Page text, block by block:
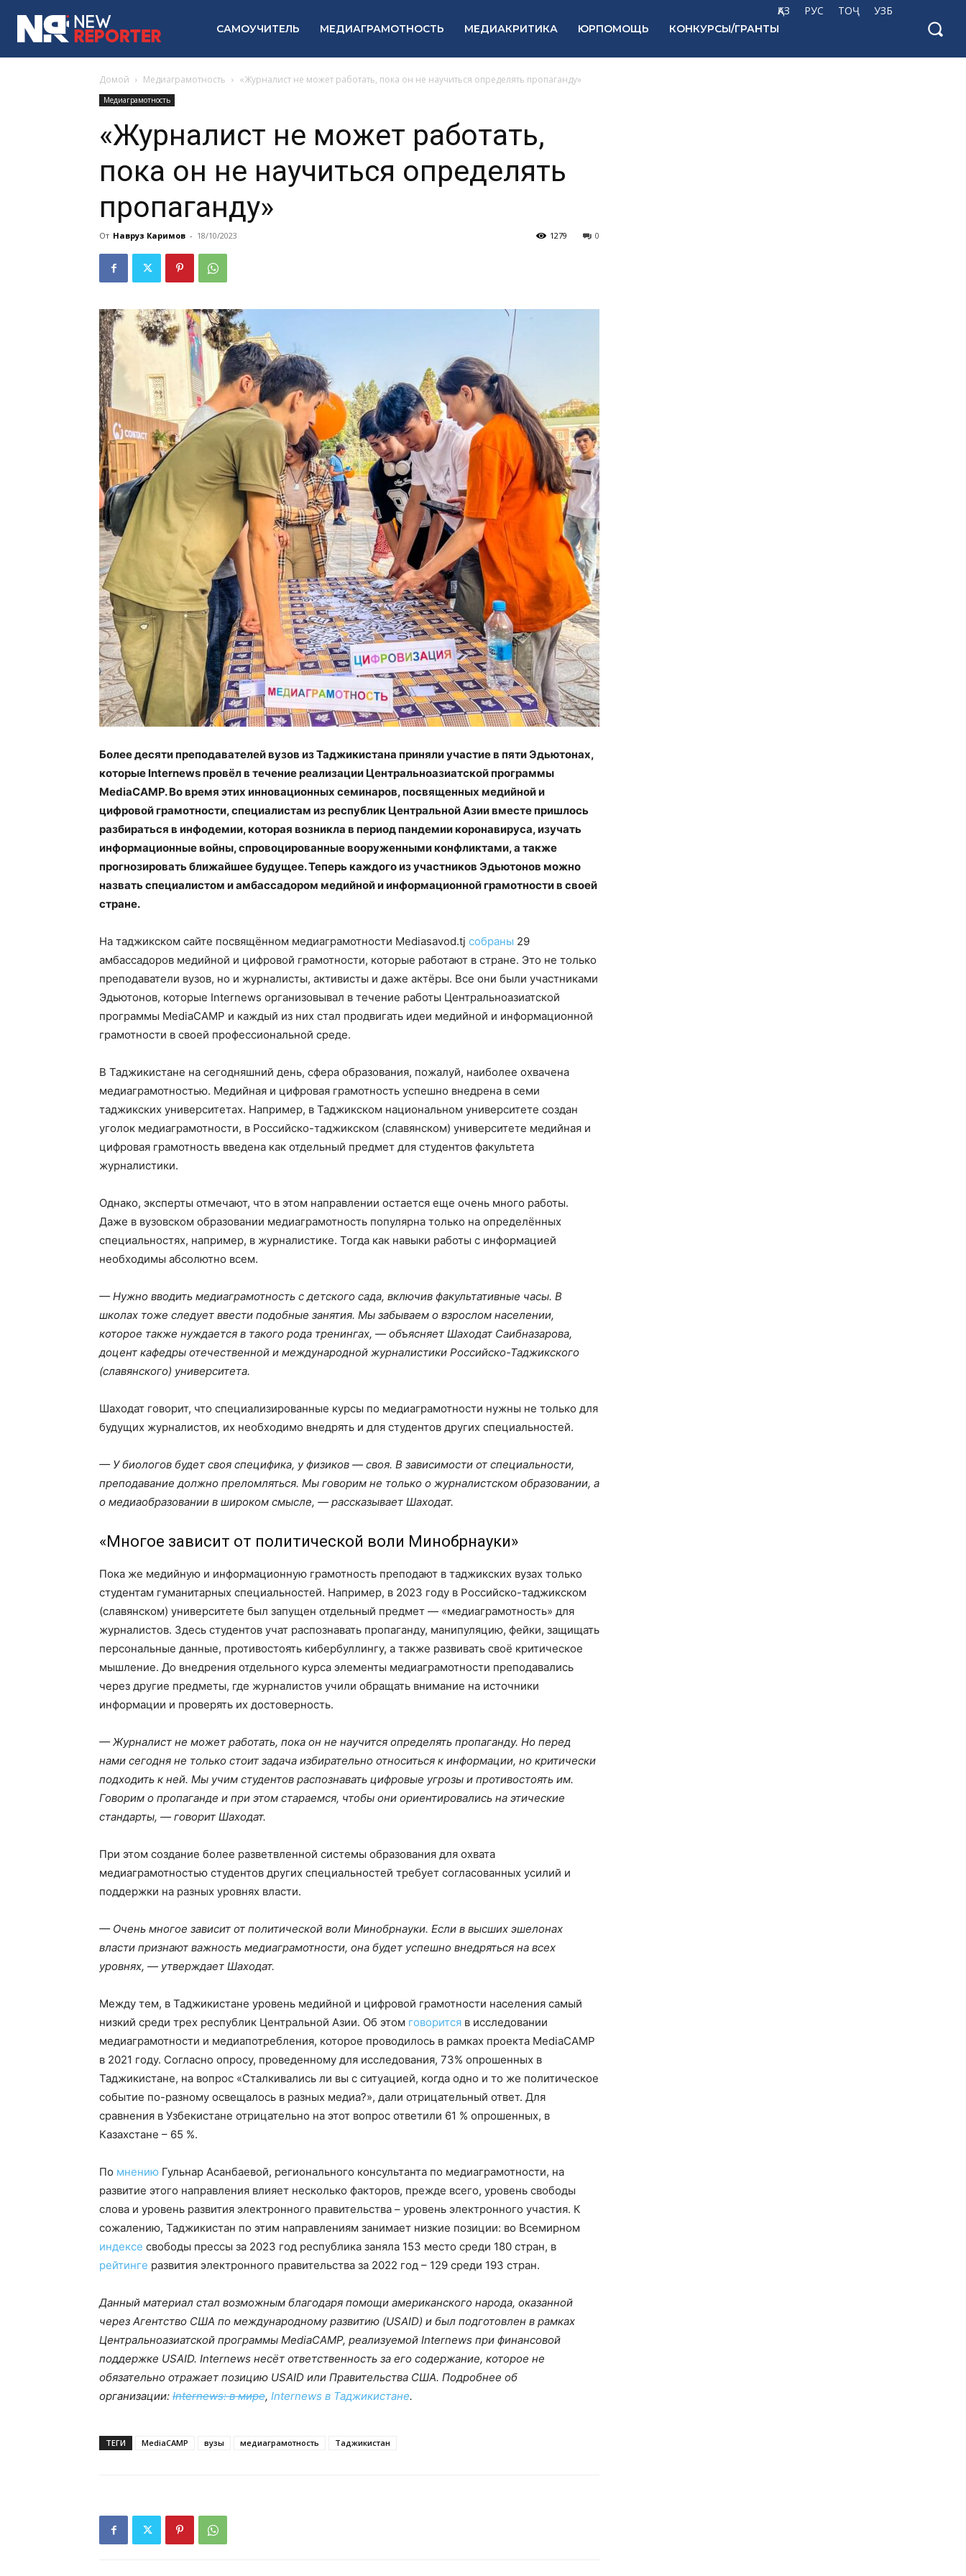
ҚАЗ РУС ТОҶ УЗБ
САМОУЧИТЕЛЬ МЕДИАГРАМОТНОСТЬ МЕДИАКРИТИКА ЮРПОМОЩЬ КОНКУРСЫ/ГРАНТЫ
Домой Медиаграмотность «Журналист не может работать, пока он не научиться определять пропаганду»
Медиаграмотность
«Журналист не может работать,
пока он не научиться определять
пропаганду»
От Навруз Каримов - 18/10/2023 0
1279
Более десяти преподавателей вузов из Таджикистана приняли участие в пяти Эдьютонах,
которые Internews провёл в течение реализации Центральноазиатской программы
MediaCAMP. Во время этих инновационных семинаров, посвященных медийной и
цифровой грамотности, специалистам из республик Центральной Азии вместе пришлось
разбираться в инфодемии, которая возникла в период пандемии коронавируса, изучать
информационные войны, спровоцированные вооруженными конфликтами, а также
прогнозировать ближайшее будущее. Теперь каждого из участников Эдьютонов можно
назвать специалистом и амбассадором медийной и информационной грамотности в своей
стране.
На таджикском сайте поcвящённом медиаграмотности Mediasavod.tj собраны 29
амбассадоров медийной и цифровой грамотности, которые работают в стране. Это не только
преподаватели вузов, но и журналисты, активисты и даже актёры. Все они были участниками
Эдьютонов, которые Internews организовывал в течение работы Центральноазиатской
программы MediaCAMP и каждый из них стал продвигать идеи медийной и информационной
грамотности в своей профессиональной среде.
В Таджикистане на сегодняшний день, сфера образования, пожалуй, наиболее охвачена
медиаграмотностью. Медийная и цифровая грамотность успешно внедрена в семи
таджикских университетах. Например, в Таджикском национальном университете создан
уголок медиаграмотности, в Российско-таджикском (славянском) университете медийная и
цифровая грамотность введена как отдельный предмет для студентов факультета
журналистики.
Однако, эксперты отмечают, что в этом направлении остается еще очень много работы.
Даже в вузовском образовании медиаграмотность популярна только на определённых
специальностях, например, в журналистике. Тогда как навыки работы с информацией
необходимы абсолютно всем.
— Нужно вводить медиаграмотность с детского сада, включив факультативные часы. В
школах тоже следует ввести подобные занятия. Мы забываем о взрослом населении,
которое также нуждается в такого рода тренингах, — объясняет Шаходат Саибназарова,
доцент кафедры отечественной и международной журналистики Российско-Таджикского
(славянского) университета.
Шаходат говорит, что специализированные курсы по медиаграмотности нужны не только для
будущих журналистов, их необходимо внедрять и для студентов других специальностей.
— У биологов будет своя специфика, у физиков — своя. В зависимости от специальности,
преподавание должно преломляться. Мы говорим не только о журналистском образовании, а
о медиаобразовании в широком смысле, — рассказывает Шаходат.
«Многое зависит от политической воли Минобрнауки»
Пока же медийную и информационную грамотность преподают в таджикских вузах только
студентам гуманитарных специальностей. Например, в 2023 году в Российско-таджикском
(славянском) университете был запущен отдельный предмет — «медиаграмотность» для
журналистов. Здесь студентов учат распознавать пропаганду, манипуляцию, фейки, защищать
персональные данные, противостоять кибербуллингу, а также развивать своё критическое
мышление. До внедрения отдельного курса элементы медиаграмотности преподавались
через другие предметы, где журналистов учили обращать внимание на источники
информации и проверять их достоверность.
— Журналист не может работать, пока он не научится определять пропаганду. Но перед
нами сегодня не только стоит задача избирательно относиться к информации, но критически
подходить к ней. Мы учим студентов распознавать цифровые угрозы и противостоять им.
Говорим о пропаганде и при этом стараемся, чтобы они ориентировались на этические
стандарты, — говорит Шаходат.
При этом создание более разветвленной системы образования для охвата
медиаграмотностью студентов других специальностей требует согласованных усилий и
поддержки на разных уровнях власти.
— Очень многое зависит от политической воли Минобрнауки. Если в высших эшелонах
власти признают важность медиаграмотности, она будет успешно внедряться на всех
уровнях, — утверждает Шаходат.
Между тем, в Таджикистане уровень медийной и цифровой грамотности населения самый
низкий среди трех республик Центральной Азии. Об этом говорится в исследовании
медиаграмотности и медиапотребления, которое проводилось в рамках проекта MediaCAMP
в 2021 году. Согласно опросу, проведенному для исследования, 73% опрошенных в
Таджикистане, на вопрос «Сталкивались ли вы с ситуацией, когда одно и то же политическое
событие по-разному освещалось в разных медиа?», дали отрицательный ответ. Для
сравнения в Узбекистане отрицательно на этот вопрос ответили 61 % опрошенных, в
Казахстане – 65 %.
По мнению Гульнар Асанбаевой, регионального консультанта по медиаграмотности, на
развитие этого направления влияет несколько факторов, прежде всего, уровень свободы
слова и уровень развития электронного правительства – уровень электронного участия. К
сожалению, Таджикистан по этим направлениям занимает низкие позиции: во Всемирном
индексе свободы прессы за 2023 год республика заняла 153 место среди 180 стран, в
рейтинге развития электронного правительства за 2022 год – 129 среди 193 стран.
Данный материал стал возможным благодаря помощи американского народа, оказанной
через Агентство США по международному развитию (USAID) и был подготовлен в рамках
Центральноазиатской программы MediaCAMP, реализуемой Internews при финансовой
поддержке USAID. Internews несёт ответственность за его содержание, которое не
обязательно отражает позицию USAID или Правительства США. Подробнее об
организации: Internews: в мире, Internews в Таджикистане.
ТЕГИ MediaCAMP вузы медиаграмотность Таджикистан